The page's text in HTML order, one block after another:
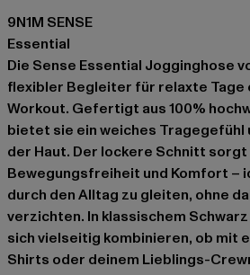
9N1M SENSE
Essential
Die Sense Essential Jogginghose
flexibler Begleiter für relaxte Tage
Workout. Gefertigt aus 100%
bietet sie ein weiches Tragegefühl
der Haut. Der lockere Schnitt
Bewegungsfreiheit und Komfort –
durch den Alltag zu gleiten, ohne
verzichten. In klassischem
sich vielseitig kombinieren, ob mit
Shirts oder deinem Lieblings-